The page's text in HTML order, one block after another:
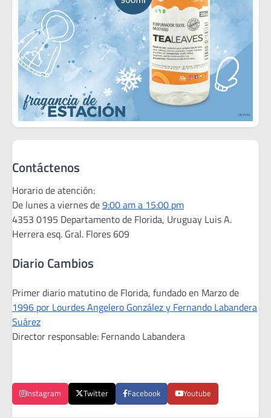
Contáctenos
Horario de atención:
De lunes a viernes de9:00 am a 15:00 pm
4353 0195 Departamento de Florida, Uruguay Luis A.
Herrera esq. Gral. Flores 609
Diario Cambios
Primer diario matutino de Florida, fundado en Marzo de
1996 por Lourdes Angelero González y Fernando Labandera
Suárez
Director responsable: Fernando Labandera
Instagram Twitter Facebook Youtube